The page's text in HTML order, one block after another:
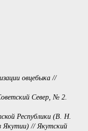
овцебыка //
Север, № 2.
Республики (В. Н.
Якутии) // Якутский